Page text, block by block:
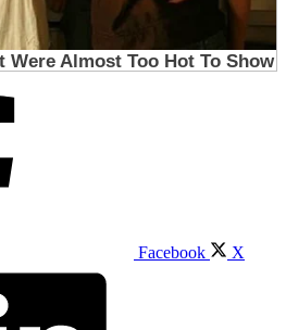
Facebook X